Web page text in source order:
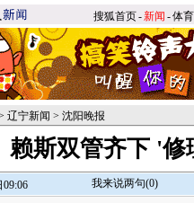
搜狐首页-新闻 -体育
辽宁新闻 > 沈阳晚报
赖斯双管齐下 '修
09:06 我来说两句(0)